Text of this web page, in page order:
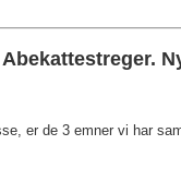
Abekattestreger.
er de 3 emner vi har